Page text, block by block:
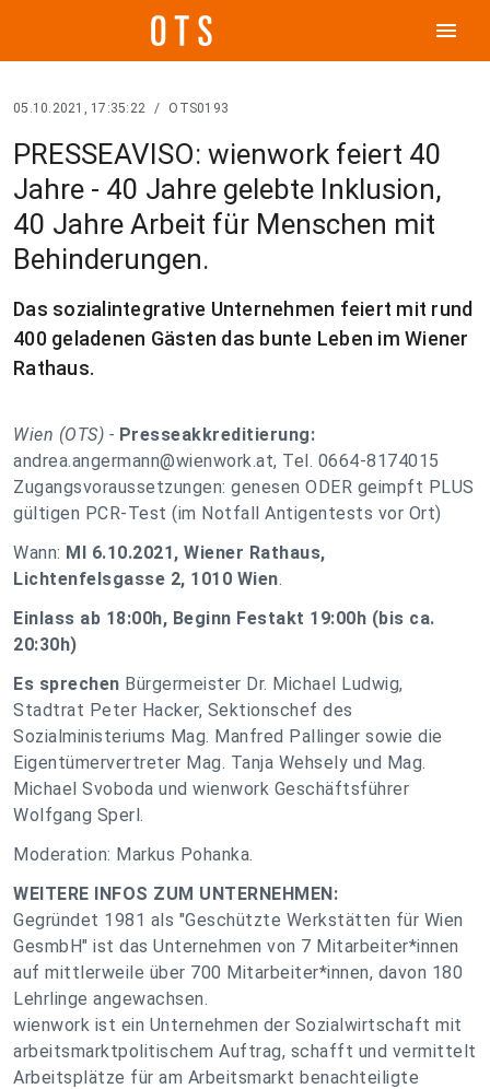
menu
05.10.2021, 17:35:22 / OTS0193
PRESSEAVISO: wienwork feiert 40
Jahre - 40 Jahre gelebte Inklusion,
40 Jahre Arbeit für Menschen mit
Behinderungen.
Das sozialintegrative Unternehmen feiert mit rund
400 geladenen Gästen das bunte Leben im Wiener
Rathaus.
Wien (OTS) - Presseakkreditierung:
andrea.angermann@wienwork.at, Tel. 0664-8174015
Zugangsvoraussetzungen: genesen ODER geimpft PLUS
gültigen PCR-Test (im Notfall Antigentests vor Ort)
Wann: MI 6.10.2021, Wiener Rathaus,
Lichtenfelsgasse 2, 1010 Wien.
Einlass ab 18:00h, Beginn Festakt 19:00h (bis ca.
20:30h)
Es sprechen Bürgermeister Dr. Michael Ludwig,
Stadtrat Peter Hacker, Sektionschef des
Sozialministeriums Mag. Manfred Pallinger sowie die
Eigentümervertreter Mag. Tanja Wehsely und Mag.
Michael Svoboda und wienwork Geschäftsführer
Wolfgang Sperl.
Moderation: Markus Pohanka.
WEITERE INFOS ZUM UNTERNEHMEN:
Gegründet 1981 als "Geschützte Werkstätten für Wien
GesmbH" ist das Unternehmen von 7 Mitarbeiter*innen
auf mittlerweile über 700 Mitarbeiter*innen, davon 180
Lehrlinge angewachsen.
wienwork ist ein Unternehmen der Sozialwirtschaft mit
arbeitsmarktpolitischem Auftrag, schafft und vermittelt
Arbeitsplätze für am Arbeitsmarkt benachteiligte